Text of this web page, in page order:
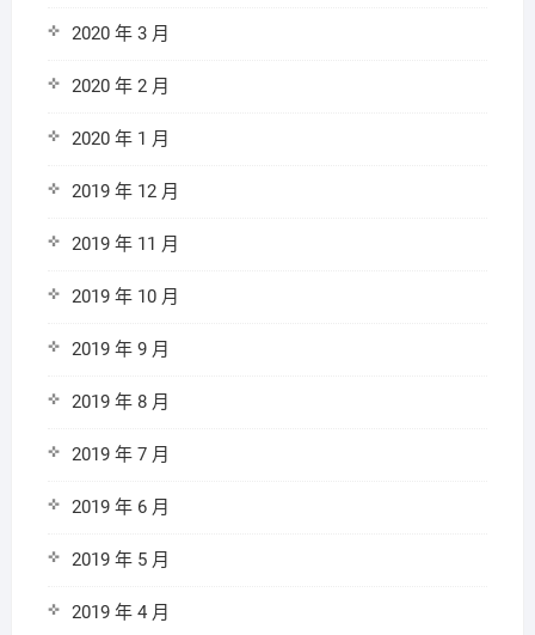
2020 年 3 月
2020 年 2 月
2020 年 1 月
2019 年 12 月
2019 年 11 月
2019 年 10 月
2019 年 9 月
2019 年 8 月
2019 年 7 月
2019 年 6 月
2019 年 5 月
2019 年 4 月